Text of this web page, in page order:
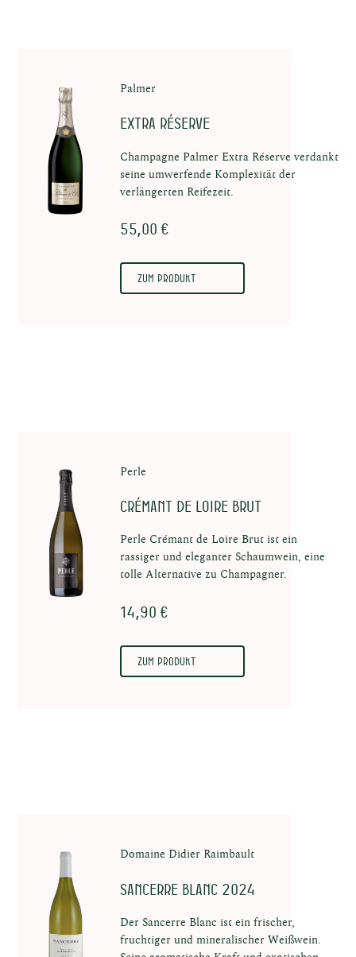
Palmer
Extra Réserve
Champagne Palmer Extra Réserve verdankt
seine umwerfende Komplexität der
verlängerten Reifezeit.
55,00 €
Zum Produkt
Perle
Crémant de Loire Brut
Perle Crémant de Loire Brut ist ein
rassiger und eleganter Schaumwein, eine
tolle Alternative zu Champagner.
14,90 €
Zum Produkt
Domaine Didier Raimbault
Sancerre Blanc 2024
Der Sancerre Blanc ist ein frischer,
fruchtiger und mineralischer Weißwein.